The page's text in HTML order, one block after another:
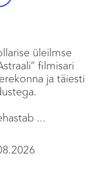
üleilmse
filmisari
ja täiesti
...